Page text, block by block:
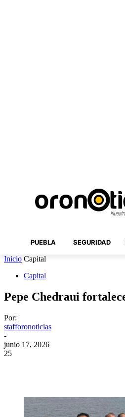
PUEBLA SEGURIDAD
Inicio Capital
Capital
Pepe Chedraui
Por:
stafforonoticias
-
junio 17, 2026
25